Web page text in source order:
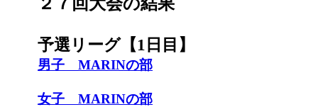
予選リーグ【1日目】
男子 MARINの部
女子 MARINの部